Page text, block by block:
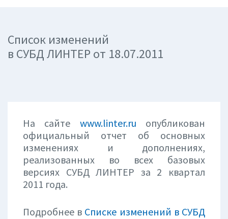
Список изменений
в СУБД ЛИНТЕР от 18.07.2011
На сайте www.linter.ru опубликован
официальный отчет об основных
изменениях и дополнениях,
реализованных во всех базовых
версиях СУБД ЛИНТЕР за 2 квартал
2011 года.
Подробнее в Списке изменений в СУБД